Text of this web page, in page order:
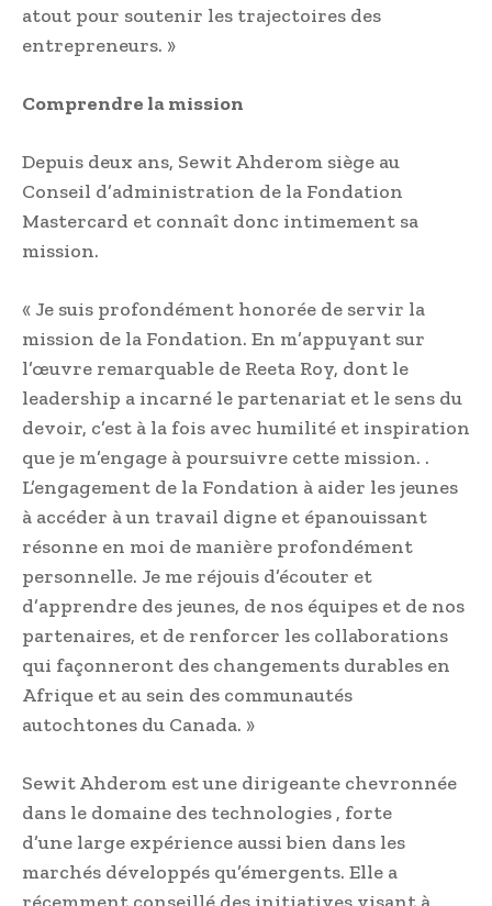
atout pour soutenir les trajectoires des
entrepreneurs. »
Comprendre la mission
Depuis deux ans, Sewit Ahderom siège au
Conseil d’administration de la Fondation
Mastercard et connaît donc intimement sa
mission.
« Je suis profondément honorée de servir la
mission de la Fondation. En m’appuyant sur
l’œuvre remarquable de Reeta Roy, dont le
leadership a incarné le partenariat et le sens du
devoir, c’est à la fois avec humilité et inspiration
que je m’engage à poursuivre cette mission. .
L’engagement de la Fondation à aider les jeunes
à accéder à un travail digne et épanouissant
résonne en moi de manière profondément
personnelle. Je me réjouis d’écouter et
d’apprendre des jeunes, de nos équipes et de nos
partenaires, et de renforcer les collaborations
qui façonneront des changements durables en
Afrique et au sein des communautés
autochtones du Canada. »
Sewit Ahderom est une dirigeante chevronnée
dans le domaine des technologies , forte
d’une large expérience aussi bien dans les
marchés développés qu’émergents. Elle a